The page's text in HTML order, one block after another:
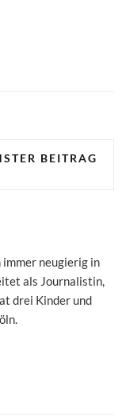
BEITRAG
immer neugierig in
als Journalistin,
drei Kinder und